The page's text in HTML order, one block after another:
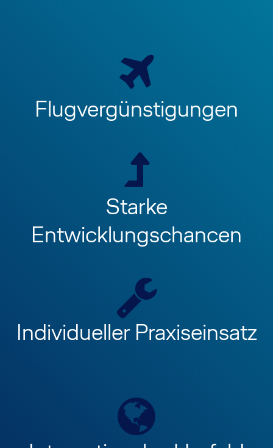
Flugvergünstigungen
Starke
Entwicklungschancen
Individueller Praxiseinsatz